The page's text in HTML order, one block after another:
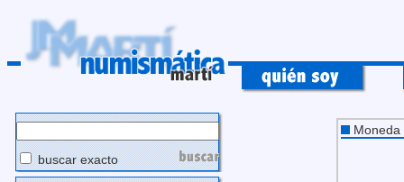
buscar exacto
Moneda